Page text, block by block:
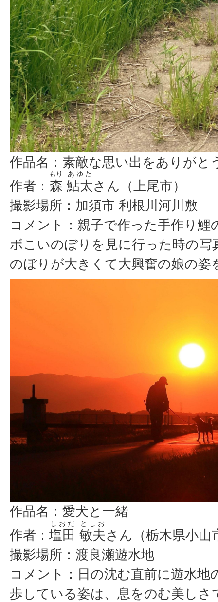
作品名：素敵な思い出をありがと
作者： 森
もり
鮎太
あゆた
さん（上尾市）
撮影場所：加須市 利根川河川敷
コメント：親子で作った手作り
ボこいのぼりを見に行った時の写
のぼりが大きくて大興奮の娘の姿
作品名：愛犬と一緒
作者： 塩田
しおだ
敏夫
としお
さん（栃木県小山
撮影場所：渡良瀬遊水地
コメント：日の沈む直前に遊水地
歩している姿は、息をのむ美しさ